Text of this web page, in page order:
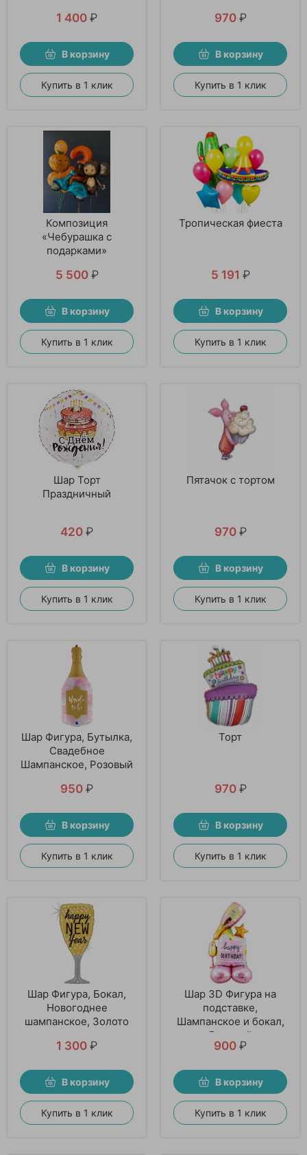
1 400 ₽
В корзину
Купить в 1 клик
970 ₽
В корзину
Купить в 1 клик
Композиция
«Чебурашка с
подарками»
5 500 ₽
В корзину
Купить в 1 клик
Тропическая фиеста
5 191 ₽
В корзину
Купить в 1 клик
Шар Торт
Праздничный
420 ₽
В корзину
Купить в 1 клик
Пятачок с тортом
970 ₽
В корзину
Купить в 1 клик
Шар Фигура, Бутылка,
Свадебное
Шампанское, Розовый
950 ₽
В корзину
Купить в 1 клик
Торт
970 ₽
В корзину
Купить в 1 клик
Шар Фигура, Бокал,
Новогоднее
шампанское, Золото
1 300 ₽
В корзину
Купить в 1 клик
Шар 3D Фигура на
подставке,
Шампанское и бокал,
Розовый
900 ₽
В корзину
Купить в 1 клик